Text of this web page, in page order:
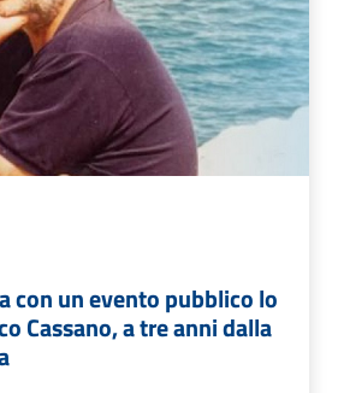
con un evento pubblico lo
Cassano, a tre anni dalla